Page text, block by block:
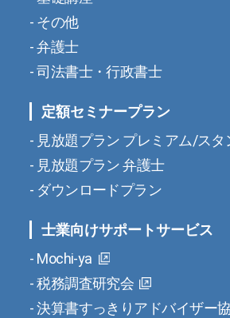
その他
弁護士
司法書士・行政書士
定額セミナープラン
見放題プラン プレミアム/スタ
見放題プラン 弁護士
ダウンロードプラン
士業向けサポートサービス
Mochi-ya
税務調査研究会
決算書すっきりアドバイザー